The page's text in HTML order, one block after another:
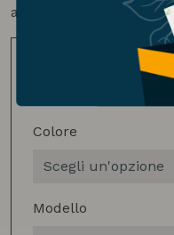
anche all’utilizzo in
Colore
Modello